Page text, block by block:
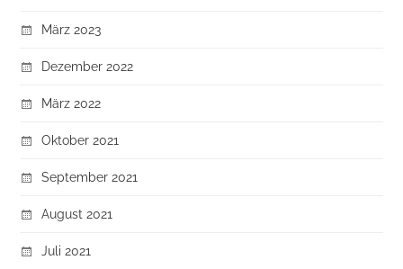
März 2023
Dezember 2022
März 2022
Oktober 2021
September 2021
August 2021
Juli 2021